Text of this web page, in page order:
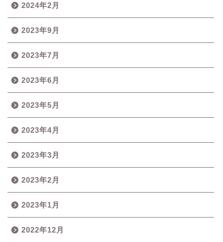
2024年2月
2023年9月
2023年7月
2023年6月
2023年5月
2023年4月
2023年3月
2023年2月
2023年1月
2022年12月